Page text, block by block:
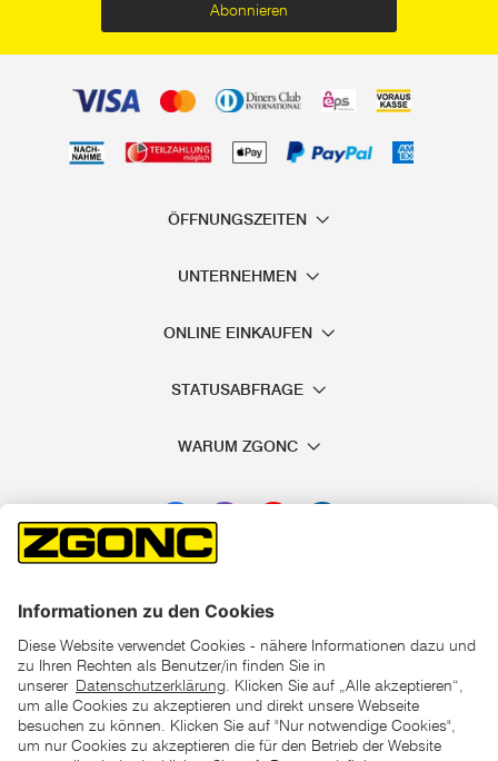
Abonnieren
ÖFFNUNGSZEITEN
UNTERNEHMEN
ONLINE EINKAUFEN
STATUSABFRAGE
WARUM ZGONC
*der "statt"-Preis ist der niedrigste von uns in den letzten 30
Tagen vor Beginn dieser Aktion verlangte Preis